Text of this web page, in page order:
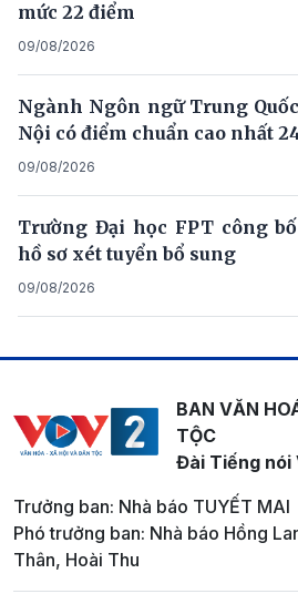
mức 22 điểm
09/08/2026
Ngành Ngôn ngữ Trung
Nội có điểm chuẩn cao nhất
09/08/2026
Trường Đại học FPT công
hồ sơ xét tuyển bổ sung
09/08/2026
BAN VĂN
TỘC
Đài Tiếng nói
Trưởng ban: Nhà báo TUYẾT MAI
Phó trưởng ban: Nhà báo Hồng
Thân, Hoài Thu